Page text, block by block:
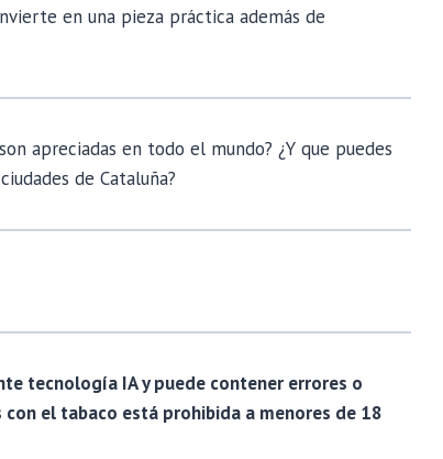
en una pieza práctica además de
apreciadas en todo el mundo? ¿Y que puedes
de Cataluña?
tecnología IA y puede contener errores o
con el tabaco está prohibida a menores de 18